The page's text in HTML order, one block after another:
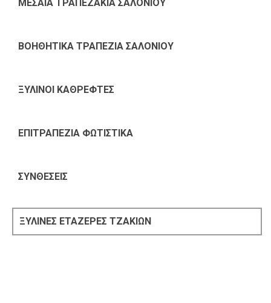
ΜΕΣΑΙΑ ΤΡΑΠΕΖΑΚΙΑ ΣΑΛΟΝΙΟΥ
ΒΟΗΘΗΤΙΚΑ ΤΡΑΠΕΖΙΑ ΣΑΛΟΝΙΟΥ
ΞΥΛΙΝΟΙ ΚΑΘΡΕΦΤΕΣ
ΕΠΙΤΡΑΠΕΖΙΑ ΦΩΤΙΣΤΙΚΑ
ΣΥΝΘΕΣΕΙΣ
ΞΥΛΙΝΕΣ ΕΤΑΖΕΡΕΣ ΤΖΑΚΙΩΝ